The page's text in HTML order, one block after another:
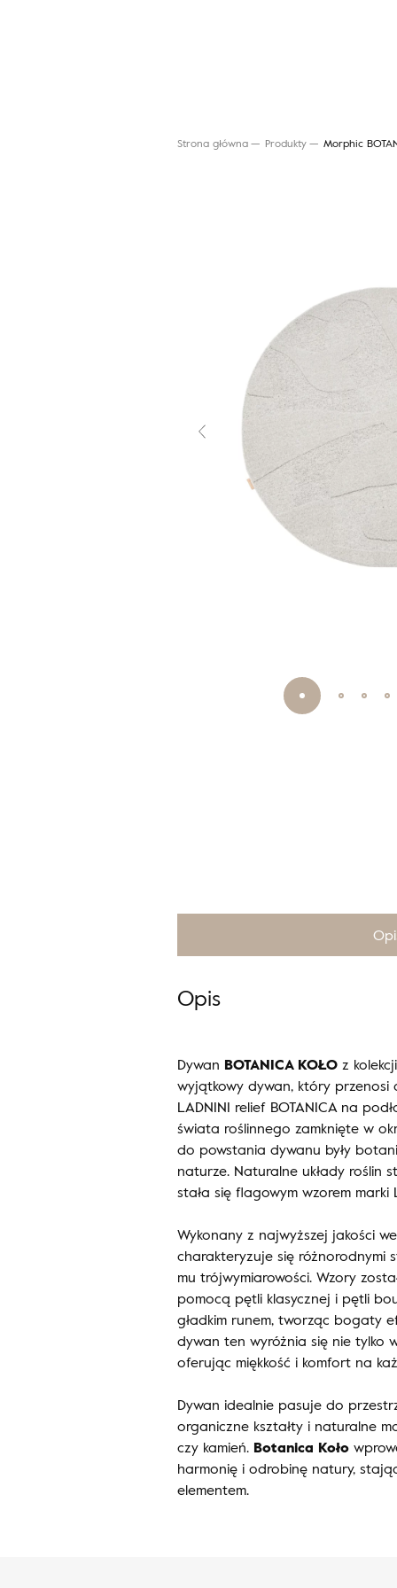
Strona główna Produkty Morphic
Opis
Dywan BOTANICA KOŁO z
wyjątkowy dywan, który przenosi
LADNINI relief BOTANICA na
świata roślinnego zamknięte w
do powstania dywanu były
naturze. Naturalne układy roślin
stała się flagowym wzorem marki
Wykonany z najwyższej jakości
charakteryzuje się różnorodnymi
mu trójwymiarowości. Wzory
pomocą pętli klasycznej i pętli
gładkim runem, tworząc bogaty
dywan ten wyróżnia się nie tylko
oferując miękkość i komfort na
Dywan idealnie pasuje do
organiczne kształty i naturalne
czy kamień. Botanica Koło
harmonię i odrobinę natury,
elementem.